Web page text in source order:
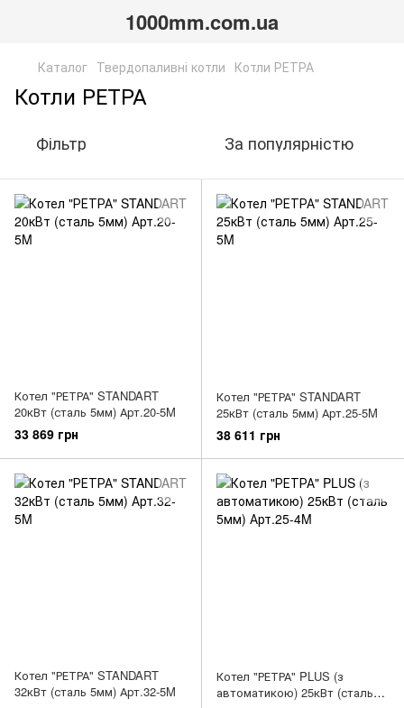
1000mm.com.ua
Каталог Твердопаливні котли Котли РЕТРА
Котли РЕТРА
Фільтр За популярністю
Котел "РЕТРА" STANDART
20кВт (сталь 5мм) Арт.20-5M
33 869 грн
Котел "РЕТРА" STANDART
25кВт (сталь 5мм) Арт.25-5M
38 611 грн
Котел "РЕТРА" STANDART
32кВт (сталь 5мм) Арт.32-5M
Котел "РЕТРА" PLUS (з
автоматикою) 25кВт (сталь